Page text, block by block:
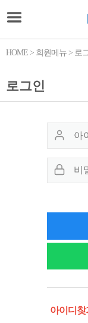
HOME > 회원메뉴 > 로
로그인
아이디찾